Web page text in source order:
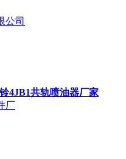
公司
4JB1共轨喷油器厂家
厂